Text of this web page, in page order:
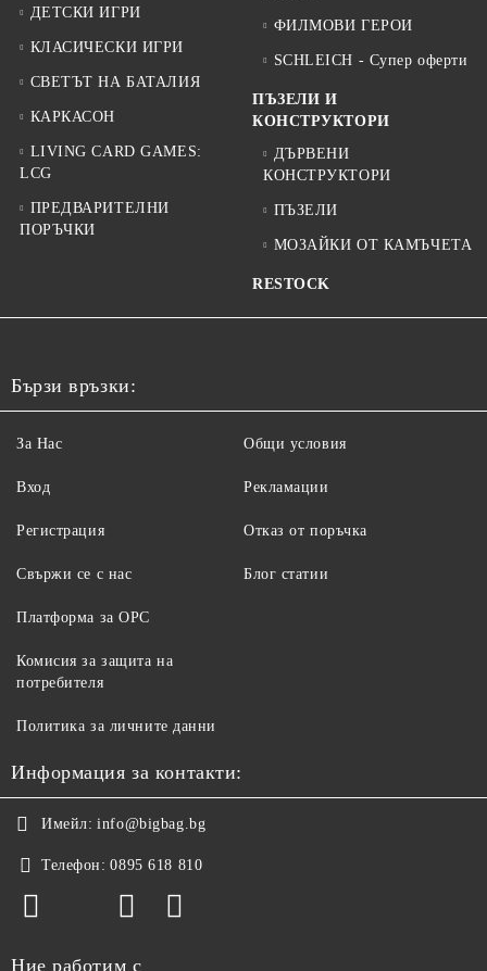
ДЕТСКИ ИГРИ
КЛАСИЧЕСКИ ИГРИ
СВЕТЪТ НА БАТАЛИЯ
КАРКАСОН
LIVING CARD GAMES:
LCG
ПРЕДВАРИТЕЛНИ
ПОРЪЧКИ
ФИЛМОВИ ГЕРОИ
SCHLEICH - Супер оферти
ПЪЗЕЛИ И
КОНСТРУКТОРИ
ДЪРВЕНИ
КОНСТРУКТОРИ
ПЪЗЕЛИ
МОЗАЙКИ ОТ КАМЪЧЕТА
RESTOCK
Бързи връзки:
За Нас
Вход
Регистрация
Свържи се с нас
Общи условия
Рекламации
Отказ от поръчка
Блог статии
Платформа за ОРС
Комисия за защита на
потребителя
Политика за личните данни
Информация за контакти:
Имейл: info@bigbag.bg
Телефон: 0895 618 810
Ние работим с